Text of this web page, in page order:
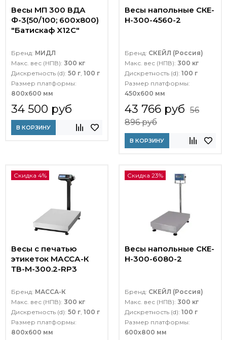
Весы МП 300 ВДА
Ф-3(50/100; 600х800)
"Батискаф X12С"
Бренд: МИДЛ
Макс. вес (НПВ): 300 кг
Дискретность (d): 50 г, 100 г
Размер платформы:
800х600 мм
34 500 руб
В КОРЗИНУ
Весы напольные СКЕ-
Н-300-4560-2
Бренд: СКЕЙЛ (Россия)
Макс. вес (НПВ): 300 кг
Дискретность (d): 100 г
Размер платформы:
450х600 мм
43 766 руб 56
896 руб
В КОРЗИНУ
Скидка 4%
Весы с печатью
этикеток МАССА-К
ТВ-M-300.2-RP3
Бренд: МАССА-К
Макс. вес (НПВ): 300 кг
Дискретность (d): 50 г, 100 г
Размер платформы:
800х600 мм
Скидка 23%
Весы напольные СКЕ-
Н-300-6080-2
Бренд: СКЕЙЛ (Россия)
Макс. вес (НПВ): 300 кг
Дискретность (d): 100 г
Размер платформы:
600х800 мм